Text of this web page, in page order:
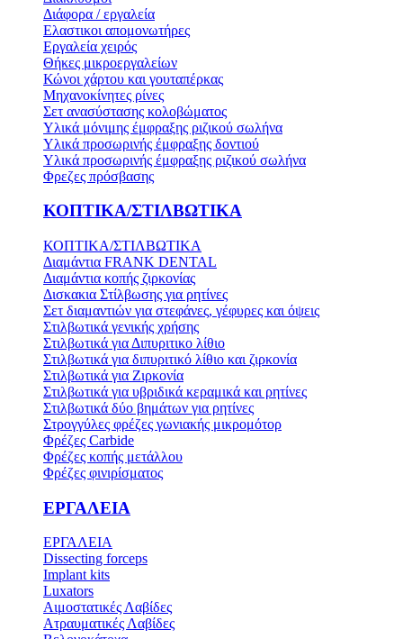
Διάφορα / εργαλεία
Ελαστικοι απομονωτήρες
Εργαλεία χειρός
Θήκες μικροεργαλείων
Κώνοι χάρτου και γουταπέρκας
Μηχανοκίνητες ρίνες
Σετ ανασύστασης κολοβώματος
Υλικά μόνιμης έμφραξης ριζικού σωλήνα
Υλικά προσωρινής έμφραξης δοντιού
Υλικά προσωρινής έμφραξης ριζικού σωλήνα
Φρεζες πρόσβασης
ΚΟΠΤΙΚΑ/ΣΤΙΛΒΩΤΙΚΑ
ΚΟΠΤΙΚΑ/ΣΤΙΛΒΩΤΙΚΑ
Διαμάντια FRANK DENTAL
Διαμάντια κοπής ζιρκονίας
Δισκακια Στίλβωσης για ρητίνες
Σετ διαμαντιών για στεφάνες, γέφυρες και όψεις
Στιλβωτικά γενικής χρήσης
Στιλβωτικά για Διπυριτικο λίθιο
Στιλβωτικά για διπυριτικό λίθιο και ζιρκονία
Στιλβωτικά για Ζιρκονία
Στιλβωτικά για υβριδικά κεραμικά και ρητίνες
Στιλβωτικά δύο βημάτων για ρητίνες
Στρογγύλες φρέζες γωνιακής μικρομότορ
Φρέζες Carbide
Φρέζες κοπής μετάλλου
Φρέζες φινιρίσματος
ΕΡΓΑΛΕΙΑ
ΕΡΓΑΛΕΙΑ
Dissecting forceps
Implant kits
Luxators
Αιμοστατικές Λαβίδες
Ατραυματικές Λαβίδες